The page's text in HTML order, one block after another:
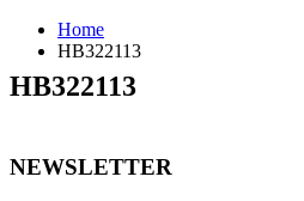
Home
HB322113
HB322113
NEWSLETTER